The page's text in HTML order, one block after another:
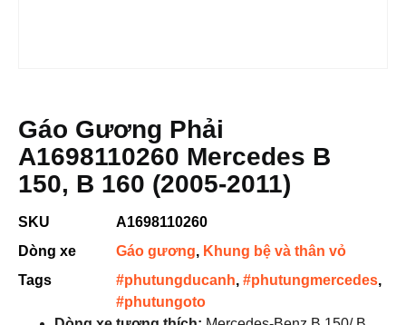
Gáo Gương Phải
A1698110260 Mercedes B
150, B 160 (2005-2011)
SKU
A1698110260
Dòng xe
Gáo gương, Khung bệ và thân vỏ
Tags
#phutungducanh, #phutungmercedes,
#phutungoto